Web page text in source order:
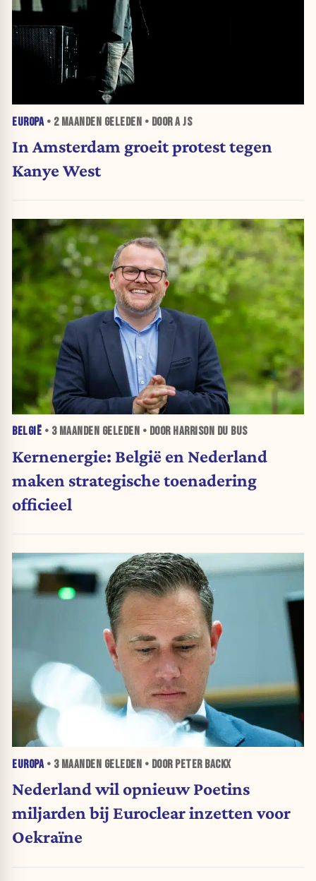
EUROPA• 2 MAANDEN GELEDEN • DOOR A JS
In Amsterdam groeit protest tegen
Kanye West
BELGIË • 3 MAANDEN GELEDEN • DOOR HARRISON DU BUS
Kernenergie: België en Nederland
maken strategische toenadering
officieel
EUROPA• 3 MAANDEN GELEDEN • DOOR PETER BACKX
Nederland wil opnieuw Poetins
miljarden bij Euroclear inzetten voor
Oekraïne